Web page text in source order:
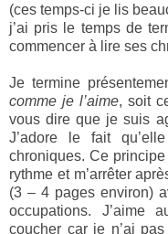
(ces temps-ci je lis
j’ai pris le temps de
commencer à lire ses
Je termine
comme je l’aime, soit
vous dire que je suis
J’adore le fait
chroniques. Ce
rythme et m’arrêter
(3 – 4 pages environ)
occupations. J’aime
coucher car je n’ai